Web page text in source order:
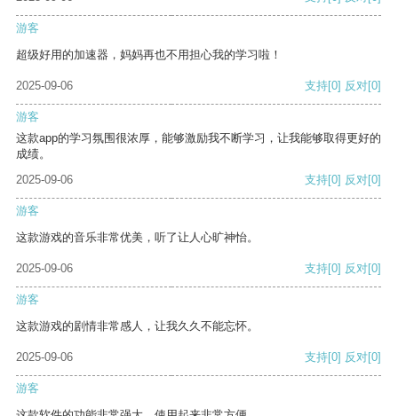
游客
超级好用的加速器，妈妈再也不用担心我的学习啦！
2025-09-06 支持[0] 反对[0]
游客
这款app的学习氛围很浓厚，能够激励我不断学习，让我能够取得更好的
成绩。
2025-09-06
支持[0] 反对[0]
游客
这款游戏的音乐非常优美，听了让人心旷神怡。
2025-09-06 支持[0] 反对[0]
游客
这款游戏的剧情非常感人，让我久久不能忘怀。
2025-09-06 支持[0] 反对[0]
游客